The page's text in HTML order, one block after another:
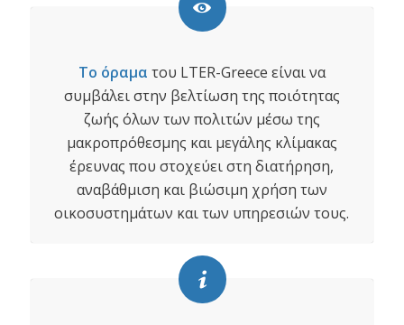
Το όραμα του LTER-Greece είναι να
συμβάλει στην βελτίωση της ποιότητας
ζωής όλων των πολιτών μέσω της
μακροπρόθεσμης και μεγάλης κλίμακας
έρευνας που στοχεύει στη διατήρηση,
αναβάθμιση και βιώσιμη χρήση των
οικοσυστημάτων και των υπηρεσιών τους.